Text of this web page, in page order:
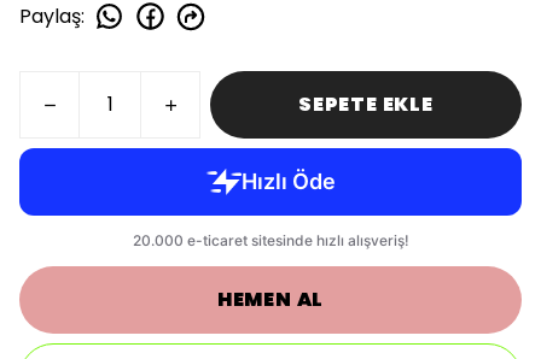
Paylaş:
SEPETE EKLE
HEMEN AL